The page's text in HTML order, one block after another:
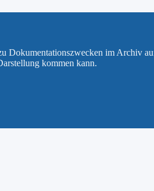
Dokumentationszwecken im Archiv
kommen kann.